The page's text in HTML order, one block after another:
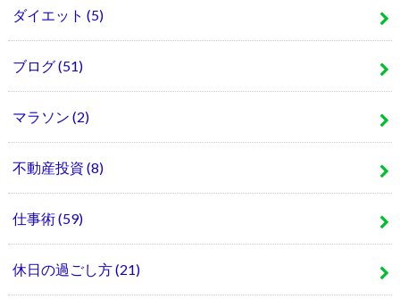
ダイエット (5)
ブログ(51)
マラソン (2)
不動産投資 (8)
仕事術(59)
休日の過ごし方(21)